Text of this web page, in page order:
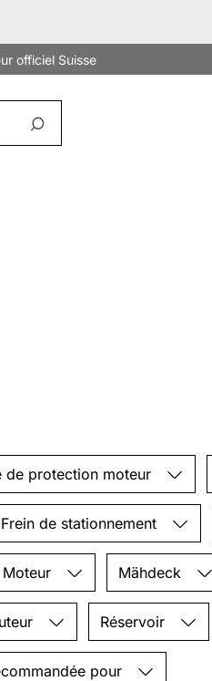
officiel Suisse
de protection moteur
Frein de stationnement
Moteur Mähdeck
Réservoir
pour